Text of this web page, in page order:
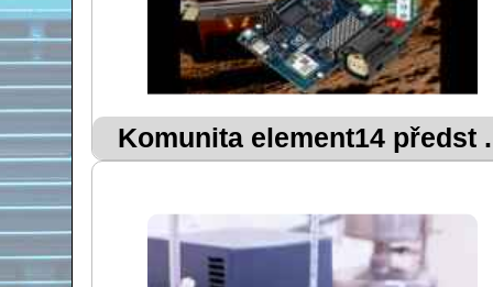
Komunita element14 předst